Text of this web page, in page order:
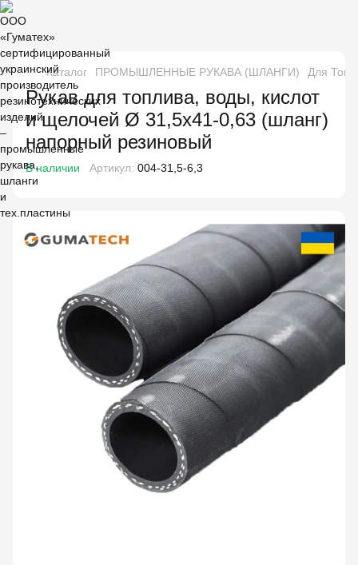
Каталог ПРОМЫШЛЕННЫЕ РУКАВА (ШЛАНГИ) Для
Рукав для топлива, воды, кислот
и щелочей Ø 31,5х41-0,63 (шланг)
напорный резиновый
В наличии Артикул: 004-31,5-6,3